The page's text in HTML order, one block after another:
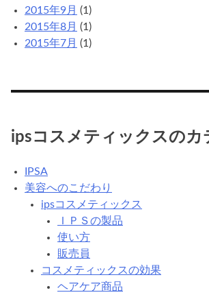
2015年9月 (1)
2015年8月 (1)
2015年7月 (1)
ipsコスメティックスのカ
IPSA
美容へのこだわり
ipsコスメティックス
ＩＰＳの製品
使い方
販売員
コスメティックスの効果
ヘアケア商品